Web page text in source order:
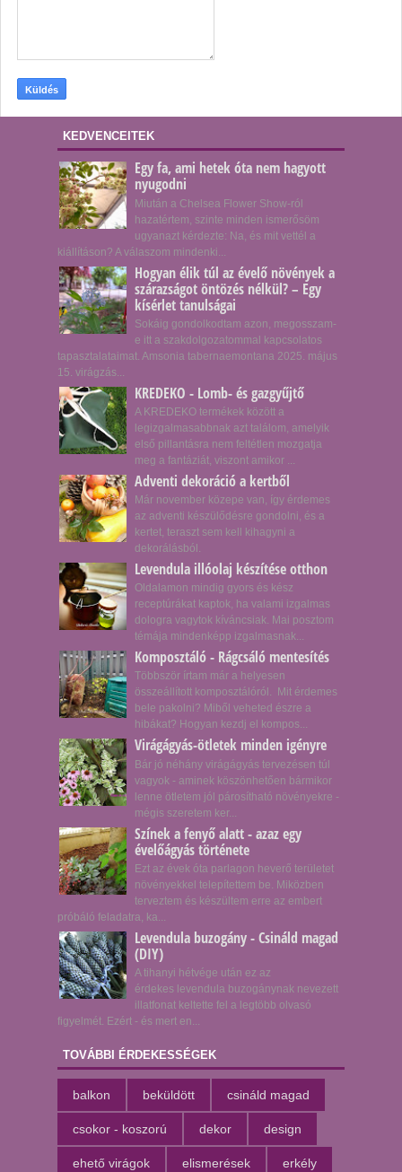
KEDVENCEITEK
Egy fa, ami hetek óta nem hagyott
nyugodni
Miután a Chelsea Flower Show-ról
hazatértem, szinte minden ismerősöm
ugyanazt kérdezte: Na, és mit vettél a
kiállításon? A válaszom mindenki...
Hogyan élik túl az évelő növények a
szárazságot öntözés nélkül? – Egy
kísérlet tanulságai
Sokáig gondolkodtam azon, megosszam-
e itt a szakdolgozatommal kapcsolatos
tapasztalataimat. Amsonia tabernaemontana 2025. május
15. virágzás...
KREDEKO - Lomb- és gazgyűjtő
A KREDEKO termékek között a
legizgalmasabbnak azt találom, amelyik
első pillantásra nem feltétlen mozgatja
meg a fantáziát, viszont amikor ...
Adventi dekoráció a kertből
Már november közepe van, így érdemes
az adventi készülődésre gondolni, és a
kertet, teraszt sem kell kihagyni a
dekorálásból.
Levendula illóolaj készítése otthon
Oldalamon mindig gyors és kész
receptúrákat kaptok, ha valami izgalmas
dologra vagytok kíváncsiak. Mai posztom
témája mindenképp izgalmasnak...
Komposztáló - Rágcsáló mentesítés
Többször írtam már a helyesen
összeállított komposztálóról. Mit érdemes
bele pakolni? Miből veheted észre a
hibákat? Hogyan kezdj el kompos...
Virágágyás-ötletek minden igényre
Bár jó néhány virágágyás tervezésen túl
vagyok - aminek köszönhetően bármikor
lenne ötletem jól párosítható növényekre -
mégis szeretem ker...
Színek a fenyő alatt - azaz egy
évelőágyás története
Ezt az évek óta parlagon heverő területet
növényekkel telepítettem be. Miközben
terveztem és készültem erre az embert
próbáló feladatra, ka...
Levendula buzogány - Csináld magad
(DIY)
A tihanyi hétvége után ez az
érdekes levendula buzogánynak nevezett
illatfonat keltette fel a legtöbb olvasó
figyelmét. Ezért - és mert en...
TOVÁBBI ÉRDEKESSÉGEK
balkon beküldött csináld magad
csokor - koszorú dekor design
ehető virágok elismerések erkély